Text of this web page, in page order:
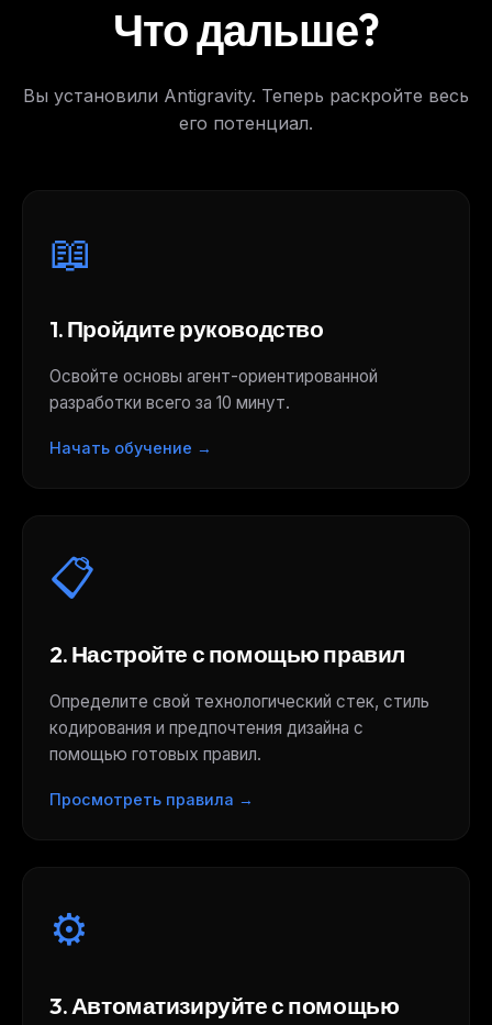
Что дальше?
Вы установили Antigravity. Теперь раскройте весь
его потенциал.
📖
1. Пройдите руководство
Освойте основы агент-ориентированной
разработки всего за 10 минут.
Начать обучение →
📋
2. Настройте с помощью правил
Определите свой технологический стек, стиль
кодирования и предпочтения дизайна с
помощью готовых правил.
Просмотреть правила →
⚙️
3. Автоматизируйте с помощью